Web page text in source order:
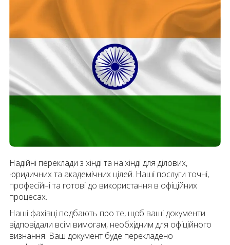
Надійні переклади з хінді та на хінді для ділових,
юридичних та академічних цілей. Наші послуги точні,
професійні та готові до використання в офіційних
процесах.
Наші фахівці подбають про те, щоб ваші документи
відповідали всім вимогам, необхідним для офіційного
визнання. Ваш документ буде перекладено